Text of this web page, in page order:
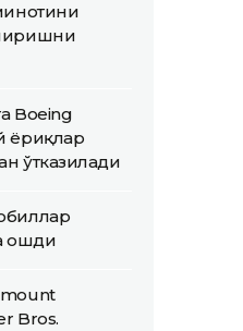
Boeing
ёриқлар
ўтказилади
ошди
Bros.